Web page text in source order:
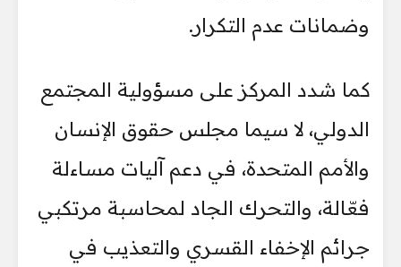
وضمانات عدم التكرار.
كما شدد المركز على مسؤولية المجتمع
الدولي، لا سيما مجلس حقوق الإنسان
والأمم المتحدة، في دعم آليات مساءلة
فعّالة، والتحرك الجاد لمحاسبة مرتكبي
جرائم الإخفاء القسري والتعذيب في